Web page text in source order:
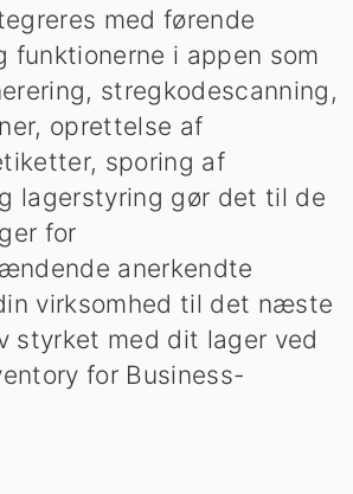
med førende
funktionerne i appen som
stregkodescanning,
oprettelse af
sporing af
lagerstyring gør det til de
for
anerkendte
virksomhed til det næste
styrket med dit lager ved
for Business-